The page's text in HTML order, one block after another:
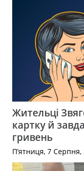
Жительці
картку й
гривень
П’ятниця, 7 Серпня,